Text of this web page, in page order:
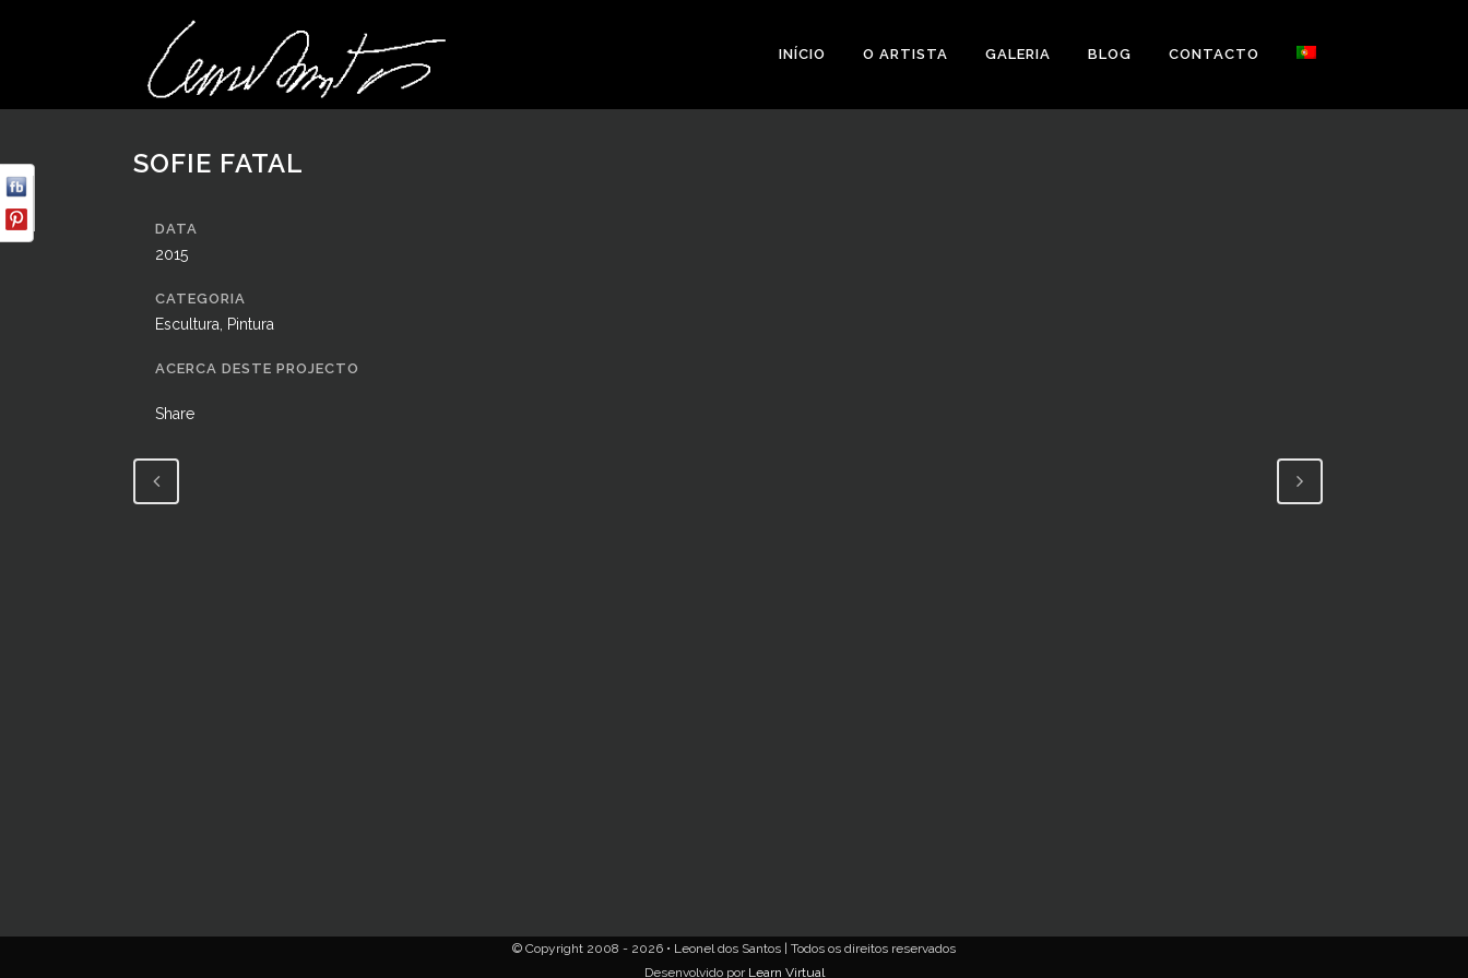
INÍCIO O ARTISTA GALERIA BLOG CONTACTO
SOFIE FATAL
DATA
2015
CATEGORIA
Escultura, Pintura
ACERCA DESTE PROJECTO
Share
© Copyright 2008 - 2026 • Leonel dos Santos | Todos os direitos reservados
Desenvolvido por Learn Virtual